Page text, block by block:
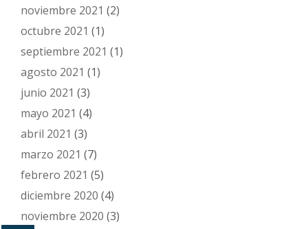
noviembre 2021 (2)
octubre 2021 (1)
septiembre 2021 (1)
agosto 2021 (1)
junio 2021 (3)
mayo 2021 (4)
abril 2021 (3)
marzo 2021 (7)
febrero 2021 (5)
diciembre 2020 (4)
noviembre 2020 (3)